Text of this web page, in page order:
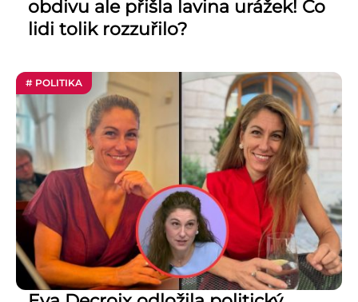
obdivu ale přišla lavina urážek! Co
lidi tolik rozzuřilo?
# POLITIKA